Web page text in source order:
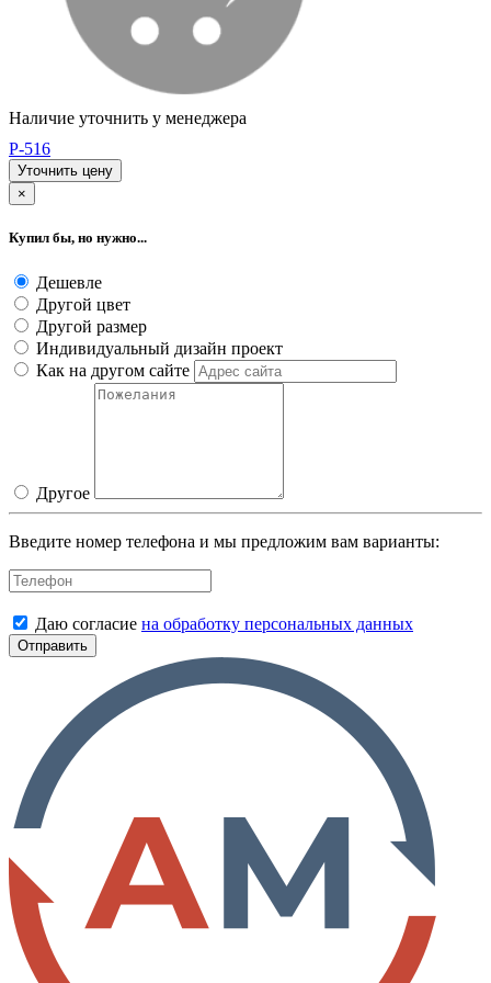
Наличие уточнить у менеджера
P-516
Уточнить цену
×
Купил бы, но нужно...
Дешевле
Другой цвет
Другой размер
Индивидуальный дизайн проект
Как на другом сайте
Другое
Введите номер телефона и мы предложим вам варианты:
Даю согласие на обработку персональных данных
Отправить